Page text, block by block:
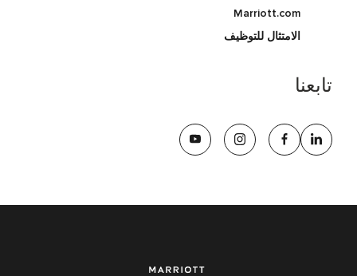
Marriott.com
الامتثال للتوظيف
تابعنا